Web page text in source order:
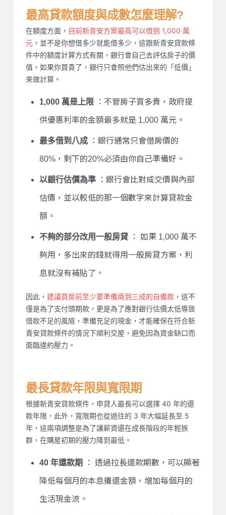
最高貸款額度與成數怎麼理解?
在額度方面， 目前新青安方案最高可以借到 1,000 萬
元 ，並不是你想借多少就能借多少，這跟新青安貸款條
件中的額度計算方式有關，銀行會自己去評估房子的價
值，如果你買貴了，銀行只會照他們估出來的「低價」
來做計算。
1,000 萬是上限：不管房子買多貴，政府提
供優惠利率的金額最多就是 1,000 萬元。
最多借到八成：銀行通常只會借房價的
80%，剩下的20%必須由你自己準備好。
以銀行估價為準：銀行會比對成交價與內部
估價，並以較低的那一個數字來計算貸款金
額。
不夠的部分改用一般房貸： 如果 1,000 萬不
夠用，多出來的錢就得用一般房貸方案，利
息就沒有補貼了。
因此， 建議買房前至少要準備兩到三成的自備款 ，這不
僅是為了支付頭期款，更是為了應對銀行估價太低導致
借款不足的風險，準備充足的現金，才能確保在符合新
青安貸款條件的情況下順利交屋，避免因為資金缺口而
面臨違約壓力。
最長貸款年限與寬限期
根據新青安貸款條件，申貸人最長可以選擇 40 年的還
款年限，此外，寬限期也從過往的 3 年大幅延長至 5
年，這兩項調整是為了讓薪資還在成長階段的年輕族
群，在購屋初期的壓力降到最低。
40 年還款期 ： 透過拉長還款期數，可以顯著
降低每個月的本息攤還金額，增加每個月的
生活現金流。